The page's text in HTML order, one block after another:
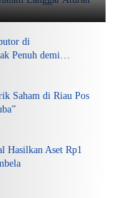
di
Penuh demi
Saham di Riau Pos
Hasilkan Aset Rp1